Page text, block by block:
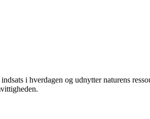
i hverdagen og udnytter naturens